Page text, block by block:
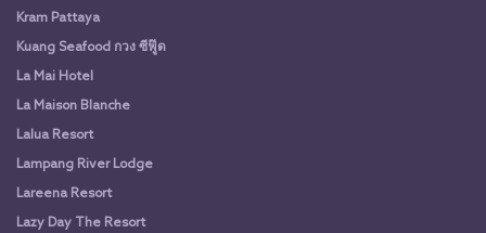
Kram Pattaya
Kuang Seafood กวง ซีฟู๊ด
La Mai Hotel
La Maison Blanche
Lalua Resort
Lampang River Lodge
Lareena Resort
Lazy Day The Resort